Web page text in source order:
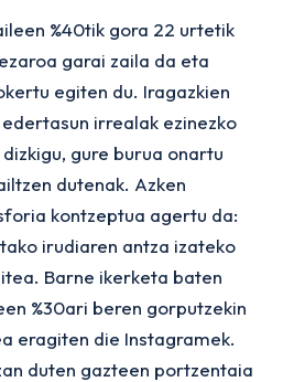
%40tik gora 22 urtetik
garai zaila da eta
egiten du. Iragazkien
irrealak ezinezko
gure burua onartu
dutenak. Azken
kontzeptua agertu da:
irudiaren antza izateko
Barne ikerketa baten
%30ari beren gorputzekin
eragiten die Instagramek.
duten gazteen portzentaia